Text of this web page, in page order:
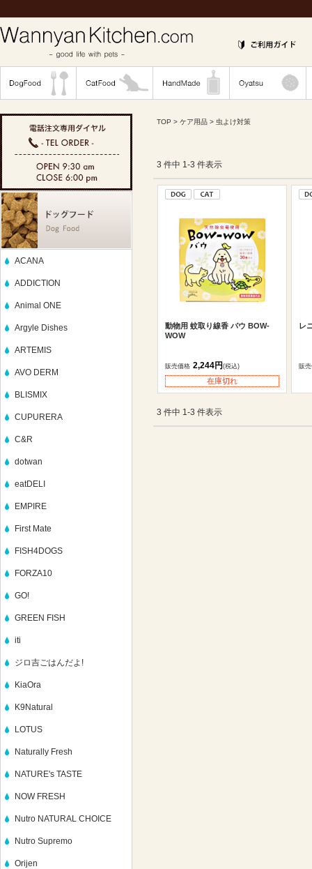
ACANA
ADDICTION
Animal ONE
Argyle Dishes
ARTEMIS
AVO DERM
BLISMIX
CUPURERA
C&R
dotwan
eatDELI
EMPIRE
First Mate
FISH4DOGS
FORZA10
GO!
GREEN FISH
iti
ジロ吉ごはんだよ!
KiaOra
K9Natural
LOTUS
Naturally Fresh
NATURE's TASTE
NOW FRESH
Nutro NATURAL CHOICE
Nutro Supremo
Orijen
TOP > ケア用品 > 虫よけ対策
3 件中 1-3 件表示
動物用 蚊取り線香 バウ BOW-
WOW
販売価格 2,244円(税込)
在庫切れ
レ
販
3 件中 1-3 件表示